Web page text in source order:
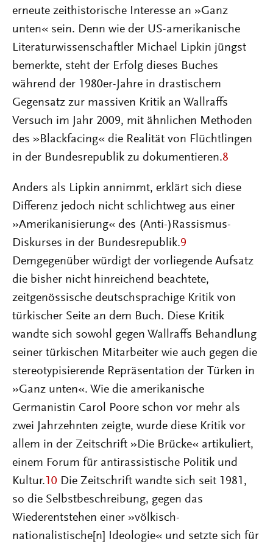
erneute zeithistorische Interesse an »Ganz
unten« sein. Denn wie der US-amerikanische
Literaturwissenschaftler Michael Lipkin jüngst
bemerkte, steht der Erfolg dieses Buches
während der 1980er-Jahre in drastischem
Gegensatz zur massiven Kritik an Wallraffs
Versuch im Jahr 2009, mit ähnlichen Methoden
des »Blackfacing« die Realität von Flüchtlingen
in der Bundesrepublik zu dokumentieren.8
Anders als Lipkin annimmt, erklärt sich diese
Differenz jedoch nicht schlichtweg aus einer
»Amerikanisierung« des (Anti-)Rassismus-
Diskurses in der Bundesrepublik.9
Demgegenüber würdigt der vorliegende Aufsatz
die bisher nicht hinreichend beachtete,
zeitgenössische deutschsprachige Kritik von
türkischer Seite an dem Buch. Diese Kritik
wandte sich sowohl gegen Wallraffs Behandlung
seiner türkischen Mitarbeiter wie auch gegen die
stereotypisierende Repräsentation der Türken in
»Ganz unten«. Wie die amerikanische
Germanistin Carol Poore schon vor mehr als
zwei Jahrzehnten zeigte, wurde diese Kritik vor
allem in der Zeitschrift »Die Brücke« artikuliert,
einem Forum für antirassistische Politik und
Kultur.10 Die Zeitschrift wandte sich seit 1981,
so die Selbstbeschreibung, gegen das
Wiederentstehen einer »völkisch-
nationalistische[n] Ideologie« und setzte sich für